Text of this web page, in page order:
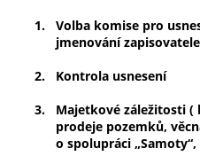
1.
Volba komise pro
jmenování zapisovatele
2.
Kontrola usnesení
3.
Majetkové záležitosti (
prodeje pozemků,
o spolupráci